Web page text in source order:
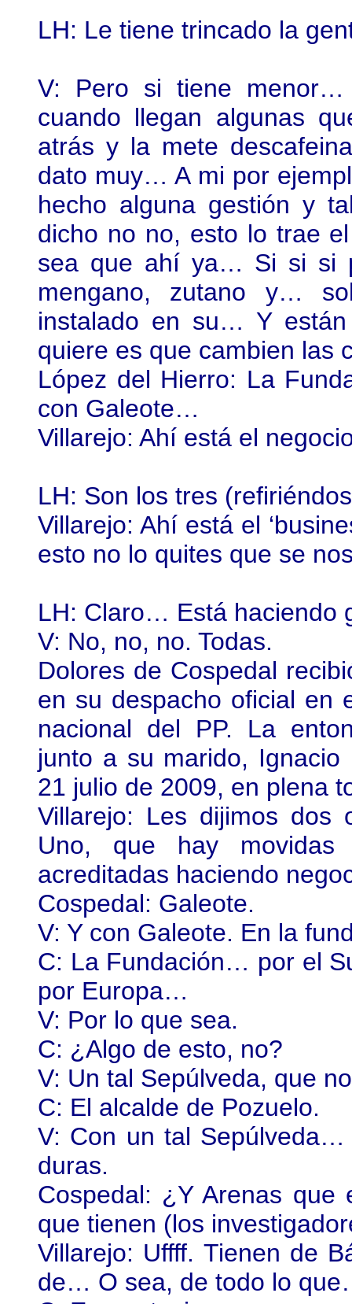
LH: Le tiene trincado la
V: Pero si tiene
cuando llegan algunas
atrás y la mete
dato muy… A mi por
hecho alguna gestión y
dicho no no, esto lo trae
sea que ahí ya… Si si si
mengano, zutano y…
instalado en su… Y
quiere es que cambien las
López del Hierro: La
con Galeote…
Villarejo: Ahí está el
LH: Son los tres
Villarejo: Ahí está el
esto no lo quites que se
LH: Claro… Está haciendo
V: No, no, no. Todas.
Dolores de Cospedal
en su despacho oficial en
nacional del PP. La
junto a su marido,
21 julio de 2009, en plena
Villarejo: Les dijimos dos
Uno, que hay
acreditadas haciendo
Cospedal: Galeote.
V: Y con Galeote. En la
C: La Fundación… por el
por Europa…
V: Por lo que sea.
C: ¿Algo de esto, no?
V: Un tal Sepúlveda, que
C: El alcalde de Pozuelo.
V: Con un tal
duras.
Cospedal: ¿Y Arenas
que tienen (los
Villarejo: Uffff. Tienen de
de… O sea, de todo lo